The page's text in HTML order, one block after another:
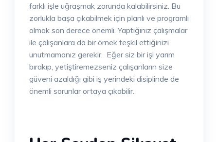
farklı işle uğraşmak zorunda kalabilirsiniz. Bu
zorlukla başa çıkabilmek için planlı ve programlı
olmak son derece önemli. Yaptığınız çalışmalar
ile çalışanlara da bir örnek teşkil ettiğinizi
unutmamanız gerekir. Eğer siz bir işi yarım
bırakıp, yetiştiremezseniz çalışanların size
güveni azaldığı gibi iş yerindeki disiplinde de
önemli sorunlar ortaya çıkabilir.